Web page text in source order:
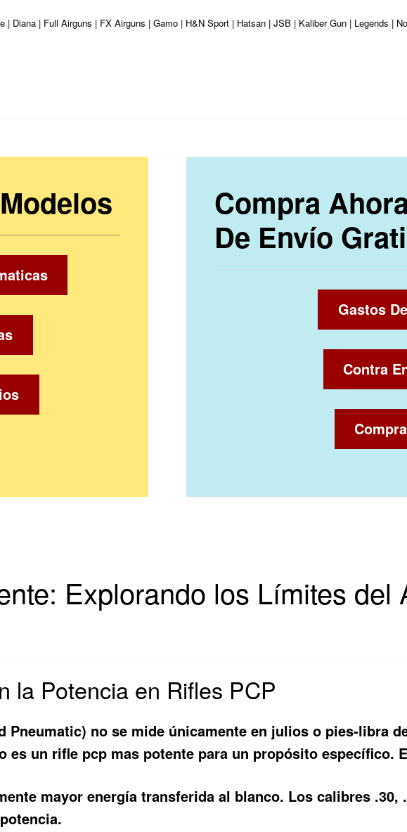
| Full Airguns | FX Airguns | Gamo | H&N Sport | Hatsan | JSB | Kaliber Gun | Legends |
Compra
De Envío
Gastos
Contra
Explorando los Límites del
la Potencia en Rifles PCP
Pneumatic) no se mide únicamente en julios o pies-libra
es un rifle pcp mas potente para un propósito específico.
mayor energía transferida al blanco. Los calibres .30,